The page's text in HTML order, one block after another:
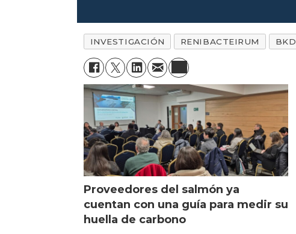
INVESTIGACIÓN RENIBACTEIRUM BKD
Proveedores del salmón ya
cuentan con una guía para medir su
huella de carbono